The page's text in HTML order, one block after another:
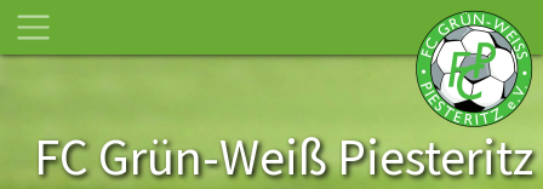
FC Grün-Weiß Piesteritz